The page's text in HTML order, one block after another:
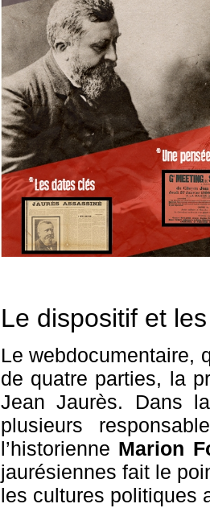
Le dispositif et
Le webdocumentaire,
de quatre parties, la
Jean Jaurès. Dans
plusieurs
l’historienne Marion
jaurésiennes fait le
les cultures politiques